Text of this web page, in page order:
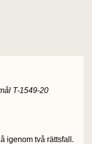
T-1549-20
igenom två rättsfall.